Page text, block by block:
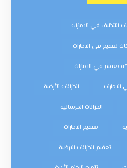
التنظيف في الامارات
تعقيم في الامارات
تعقيم في الامارات
الخزانات الأرضية
الخزانات الخرسانية
تعقيم الامارات
تعقيم الخزانات الارضية